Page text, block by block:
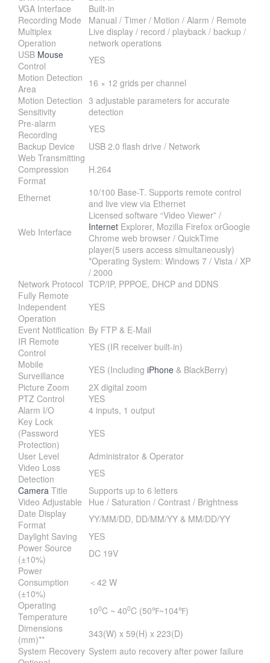
VGA Interface
Built-in
Recording Mode
Manual / Timer / Motion / Alarm / Remote
Multiplex
Operation
Live display / record / playback / backup /
network operations
USB Mouse
Control
YES
Motion Detection
Area
16 × 12 grids per channel
Motion Detection
Sensitivity
3 adjustable parameters for accurate
detection
Pre-alarm
Recording
YES
Backup Device
USB 2.0 flash drive / Network
Web Transmitting
Compression
Format
H.264
Ethernet
10/100 Base-T. Supports remote control
and live view via Ethernet
Web Interface
Licensed software “Video Viewer” /
Internet Explorer, Mozilla Firefox orGoogle
Chrome web browser / QuickTime
player(5 users access simultaneously)
*Operating System: Windows 7 / Vista / XP
/ 2000
Network Protocol TCP/IP, PPPOE, DHCP and DDNS
Fully Remote
Independent
Operation
YES
Event Notification By FTP & E-Mail
IR Remote
Control
YES (IR receiver built-in)
Mobile
Surveillance
YES (Including iPhone & BlackBerry)
Picture Zoom
2X digital zoom
PTZ Control
YES
Alarm I/O
4 inputs, 1 output
Key Lock
(Password
Protection)
YES
User Level
Administrator & Operator
Video Loss
Detection
YES
Camera Title
Supports up to 6 letters
Video Adjustable
Hue / Saturation / Contrast / Brightness
Date Display
Format
YY/MM/DD, DD/MM/YY & MM/DD/YY
Daylight Saving
YES
Power Source
(±10%)
DC 19V
Power
Consumption
(±10%)
＜42 W
Operating
Temperature
100C ~ 400C (50℉~104℉)
Dimensions
(mm)**
343(W) x 59(H) x 223(D)
System Recovery System auto recovery after power failure